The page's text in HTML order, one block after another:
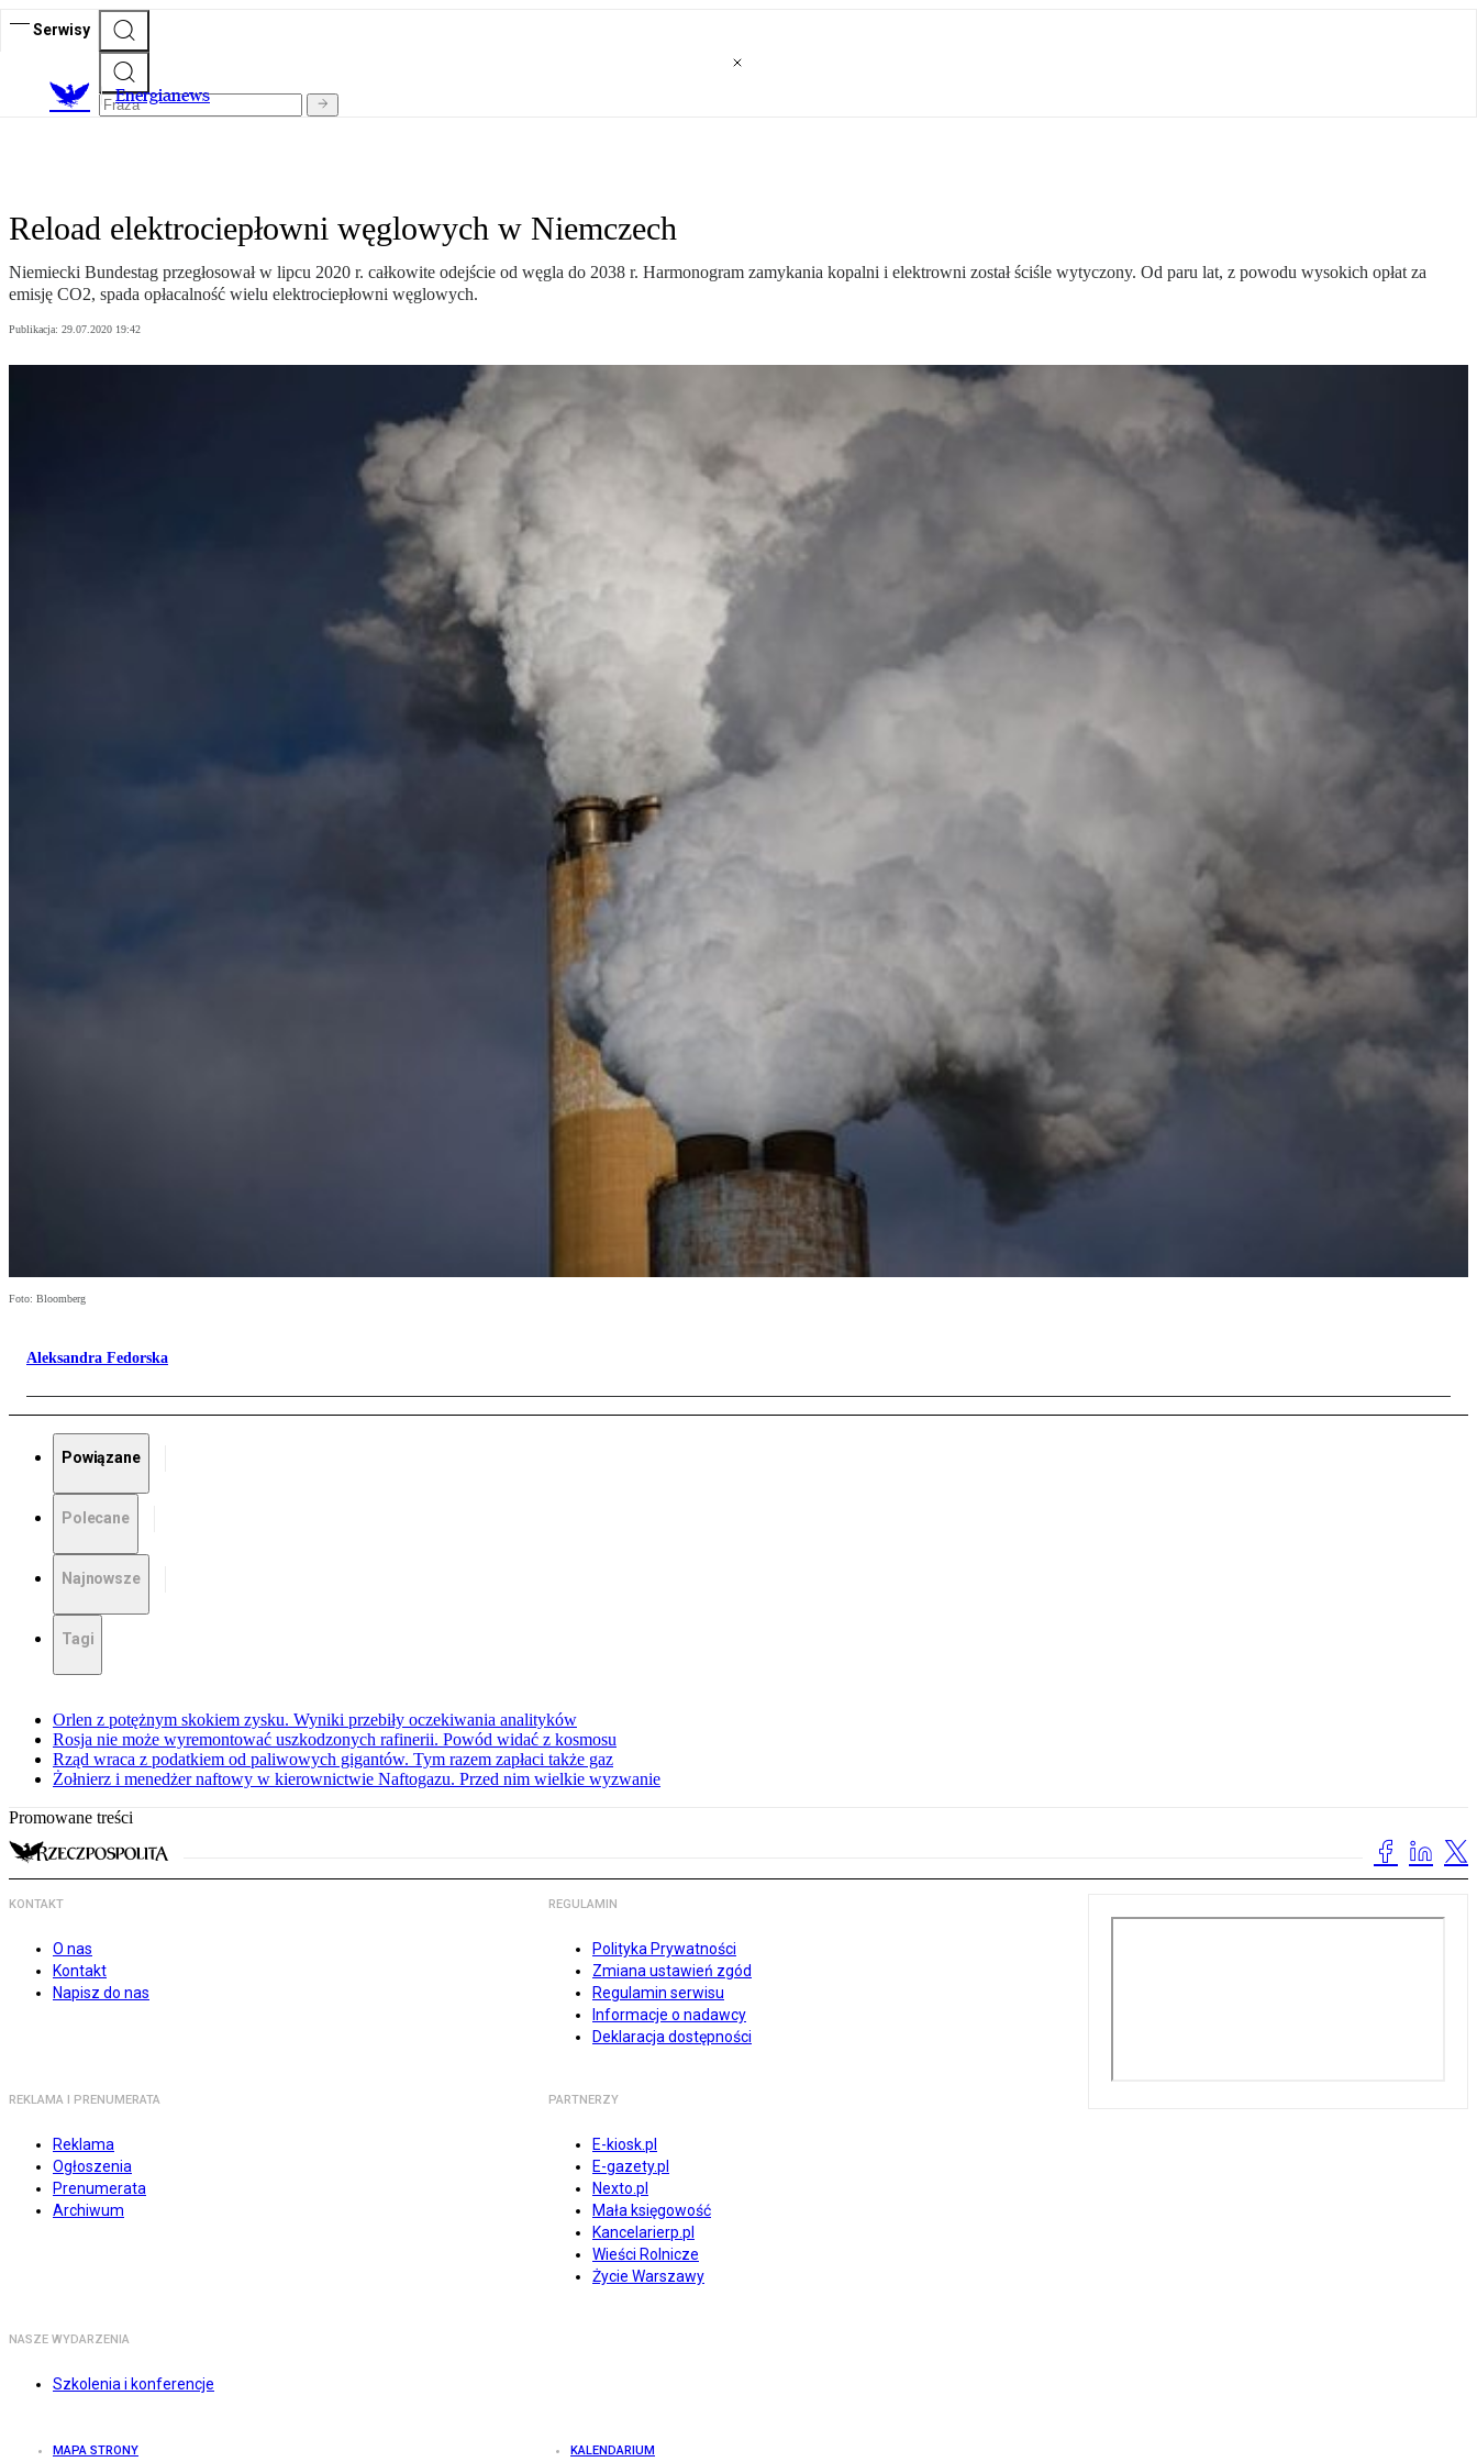
Serwisy
Energianews
Reload elektrociepłowni węglowych w Niemczech
Niemiecki Bundestag przegłosował w lipcu 2020 r. całkowite odejście od węgla do 2038 r. Harmonogram zamykania kopalni i elektrowni został ściśle wytyczony. Od paru lat, z powodu wysokich opłat za
emisję CO2, spada opłacalność wielu elektrociepłowni węglowych.
Publikacja: 29.07.2020 19:42
Foto: Bloomberg
Aleksandra Fedorska
Powiązane
Polecane
Najnowsze
Tagi
Orlen z potężnym skokiem zysku. Wyniki przebiły oczekiwania analityków
Rosja nie może wyremontować uszkodzonych rafinerii. Powód widać z kosmosu
Rząd wraca z podatkiem od paliwowych gigantów. Tym razem zapłaci także gaz
Żołnierz i menedżer naftowy w kierownictwie Naftogazu. Przed nim wielkie wyzwanie
Promowane treści
KONTAKT
O nas
Kontakt
Napisz do nas
REGULAMIN
Polityka Prywatności
Zmiana ustawień zgód
Regulamin serwisu
Informacje o nadawcy
Deklaracja dostępności
REKLAMA I PRENUMERATA
Reklama
Ogłoszenia
Prenumerata
Archiwum
PARTNERZY
E-kiosk.pl
E-gazety.pl
Nexto.pl
Mała księgowość
Kancelarierp.pl
Wieści Rolnicze
Życie Warszawy
NASZE WYDARZENIA
Szkolenia i konferencje
MAPA STRONY KALENDARIUM